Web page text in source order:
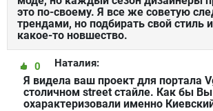
это по-своему. Я все же советую
трендами, но подбирать свой стиль
какое-то новшество.
Наталия:
0
Я видела ваш проект для портала
столичном street стайле. Как бы Вы
охарактеризовали именно